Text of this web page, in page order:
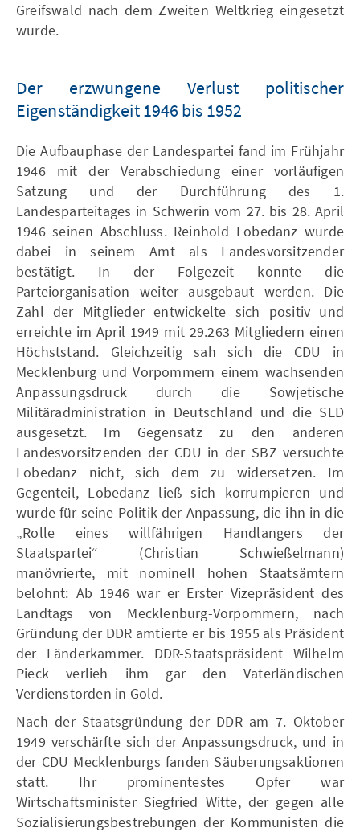
Greifswald nach dem Zweiten Weltkrieg eingesetzt
wurde.
Der erzwungene Verlust politischer
Eigenständigkeit 1946 bis 1952
Die Aufbauphase der Landespartei fand im Frühjahr
1946 mit der Verabschiedung einer vorläufigen
Satzung und der Durchführung des 1.
Landesparteitages in Schwerin vom 27. bis 28. April
1946 seinen Abschluss. Reinhold Lobedanz wurde
dabei in seinem Amt als Landesvorsitzender
bestätigt. In der Folgezeit konnte die
Parteiorganisation weiter ausgebaut werden. Die
Zahl der Mitglieder entwickelte sich positiv und
erreichte im April 1949 mit 29.263 Mitgliedern einen
Höchststand. Gleichzeitig sah sich die CDU in
Mecklenburg und Vorpommern einem wachsenden
Anpassungsdruck durch die Sowjetische
Militäradministration in Deutschland und die SED
ausgesetzt. Im Gegensatz zu den anderen
Landesvorsitzenden der CDU in der SBZ versuchte
Lobedanz nicht, sich dem zu widersetzen. Im
Gegenteil, Lobedanz ließ sich korrumpieren und
wurde für seine Politik der Anpassung, die ihn in die
„Rolle eines willfährigen Handlangers der
Staatspartei“ (Christian Schwießelmann)
manövrierte, mit nominell hohen Staatsämtern
belohnt: Ab 1946 war er Erster Vizepräsident des
Landtags von Mecklenburg-Vorpommern, nach
Gründung der DDR amtierte er bis 1955 als Präsident
der Länderkammer. DDR-Staatspräsident Wilhelm
Pieck verlieh ihm gar den Vaterländischen
Verdienstorden in Gold.
Nach der Staatsgründung der DDR am 7. Oktober
1949 verschärfte sich der Anpassungsdruck, und in
der CDU Mecklenburgs fanden Säuberungsaktionen
statt. Ihr prominentestes Opfer war
Wirtschaftsminister Siegfried Witte, der gegen alle
Sozialisierungsbestrebungen der Kommunisten die